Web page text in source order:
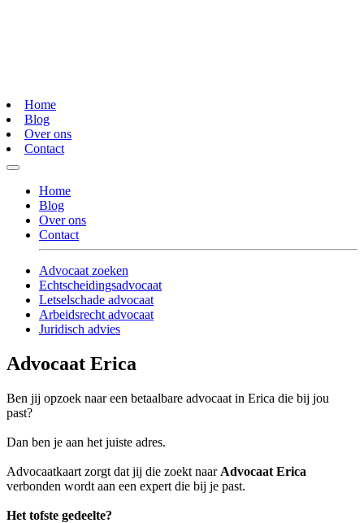
Home
Blog
Over ons
Contact
Home
Blog
Over ons
Contact
Advocaat zoeken
Echtscheidingsadvocaat
Letselschade advocaat
Arbeidsrecht advocaat
Juridisch advies
Advocaat Erica
Ben jij opzoek naar een betaalbare advocaat in Erica die bij jou
past?
Dan ben je aan het juiste adres.
Advocaatkaart zorgt dat jij die zoekt naar Advocaat Erica
verbonden wordt aan een expert die bij je past.
Het tofste gedeelte?